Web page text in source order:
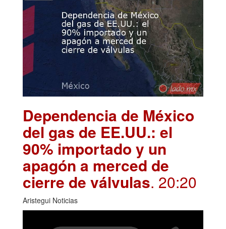
Dependencia de México
del gas de EE.UU.: el
90% importado y un
apagón a merced de
cierre de válvulas. 20:20
Aristegui Noticias